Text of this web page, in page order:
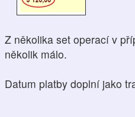
Z několika set operací v
několik málo.
Datum platby doplní jako